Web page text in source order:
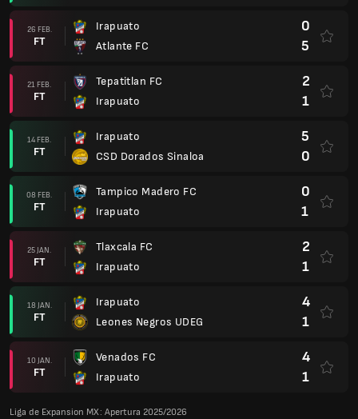
26 FEB.
FT
Irapuato
Atlante FC
0
5
21 FEB.
FT
Tepatitlan FC
Irapuato
2
1
14 FEB.
FT
Irapuato
CSD Dorados Sinaloa
5
0
08 FEB.
FT
Tampico Madero FC
Irapuato
0
1
25 JAN.
FT
Tlaxcala FC
Irapuato
2
1
18 JAN.
FT
Irapuato
Leones Negros UDEG
4
1
10 JAN.
FT
Venados FC
Irapuato
4
1
Liga de Expansion MX: Apertura 2025/2026